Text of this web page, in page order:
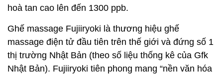
hoà tan cao lên đến 1300 ppb.
Ghế massage Fujiiryoki là thương hiệu ghế
massage điện tử đầu tiên trên thế giới và đứng số 1
thị trường Nhật Bản (theo số liệu thống kê của Gfk
Nhật Bản). Fujiiryoki tiên phong mang “nền văn hóa